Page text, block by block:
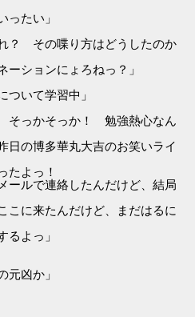
ったい」
？ その喋り方はどうしたのか
ョンにょろねっ？」
ついて学習中」
そっかそっか！ 勉強熱心なん
博多華丸大吉のお笑いライ
よっ！
で連絡したんだけど、結局
来たんだけど、まだはるに
よっ」
元凶か」